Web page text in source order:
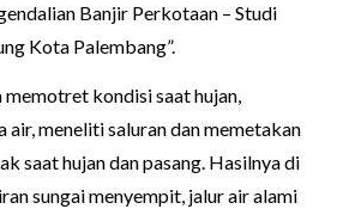
Banjir Perkotaan – Studi
Kota Palembang”.
memotret kondisi saat hujan,
meneliti saluran dan memetakan
saat hujan dan pasang. Hasilnya di
sungai menyempit, jalur air alami